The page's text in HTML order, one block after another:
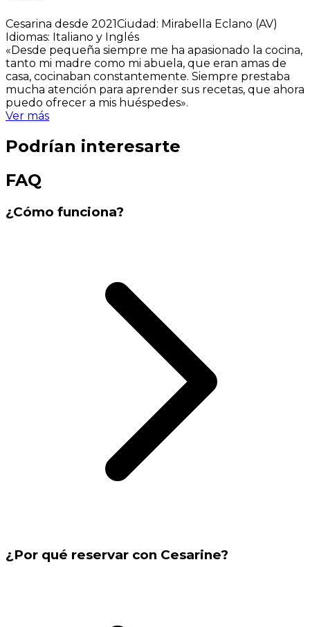
Cesarina desde 2021Ciudad : Mirabella Eclano (AV)
Idiomas: Italiano y Inglés
«Desde pequeña siempre me ha apasionado la cocina,
tanto mi madre como mi abuela, que eran amas de
casa, cocinaban constantemente. Siempre prestaba
mucha atención para aprender sus recetas, que ahora
puedo ofrecer a mis huéspedes».
Ver más
Podrían interesarte
FAQ
¿Cómo funciona?
¿Por qué reservar con Cesarine?